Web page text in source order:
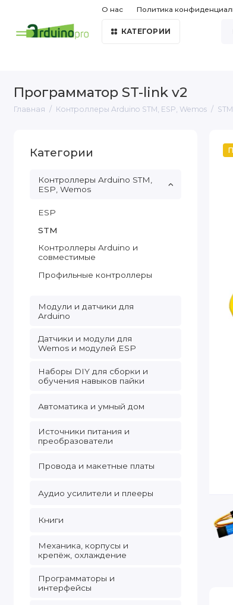
О нас Политика
КАТЕГОРИИ
Программатор ST-link v2
Главная Контроллеры Arduino STM, ESP, Wemos STM
Категории
Контроллеры Arduino STM,
ESP, Wemos
ESP
STM
Контроллеры Arduino и
совместимые
Профильные контроллеры
Модули и датчики для
Arduino
Датчики и модули для
Wemos и модулей ESP
Наборы DIY для сборки и
обучения навыков пайки
Автоматика и умный дом
Источники питания и
преобразователи
Провода и макетные платы
Аудио усилители и плееры
Книги
Механика, корпусы и
крепёж, охлаждение
Программаторы и
интерфейсы